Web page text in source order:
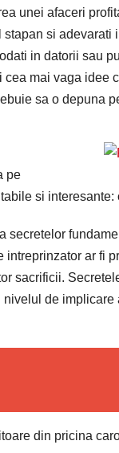
unei afaceri
si adevarati
in datorii sau
mai vaga idee
sa o depuna
pe
si
secretelor
ar fi
sacrificii.
de
din pricina